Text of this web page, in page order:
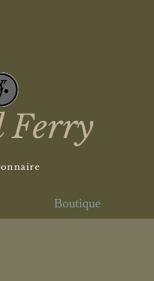
Ferry
Boutique